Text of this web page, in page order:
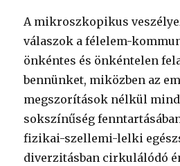
A mikroszkopikus
válaszok a félelem-
önkéntes és önkéntelen
bennünket, miközben az
megszorítások nélkül
sokszínűség
fizikai-szellemi-lelki
diverzitásban cirkulálódó